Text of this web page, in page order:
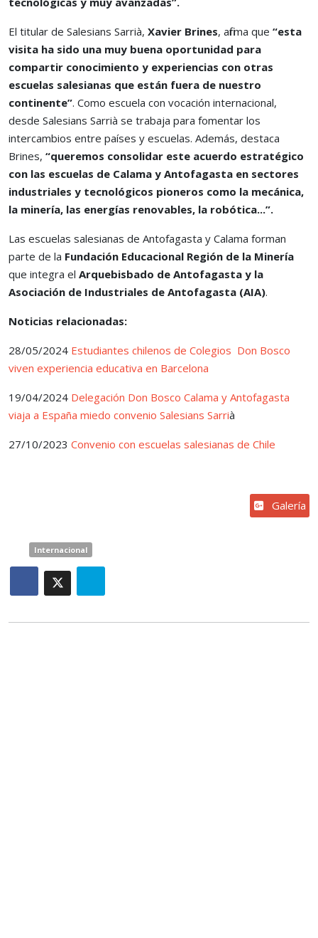
El titular de Salesians Sarrià, Xavier Brines, afirma que “esta
visita ha sido una muy buena oportunidad para
compartir conocimiento y experiencias con otras
escuelas salesianas que están fuera de nuestro
continente”. Como escuela con vocación internacional,
desde Salesians Sarrià se trabaja para fomentar los
intercambios entre países y escuelas. Además, destaca
Brines, “queremos consolidar este acuerdo estratégico
con las escuelas de Calama y Antofagasta en sectores
industriales y tecnológicos pioneros como la mecánica,
la minería, las energías renovables, la robótica...”.
Las escuelas salesianas de Antofagasta y Calama forman
parte de la Fundación Educacional Región de la Minería
que integra el Arquebisbado de Antofagasta y la
Asociación de Industriales de Antofagasta (AIA).
Noticias relacionadas:
28/05/2024 Estudiantes chilenos de Colegios Don Bosco
viven experiencia educativa en Barcelona
19/04/2024 Delegación Don Bosco Calama y Antofagasta
viaja a España miedo convenio Salesians Sarrià
27/10/2023 Convenio con escuelas salesianas de Chile
Galería
Internacional